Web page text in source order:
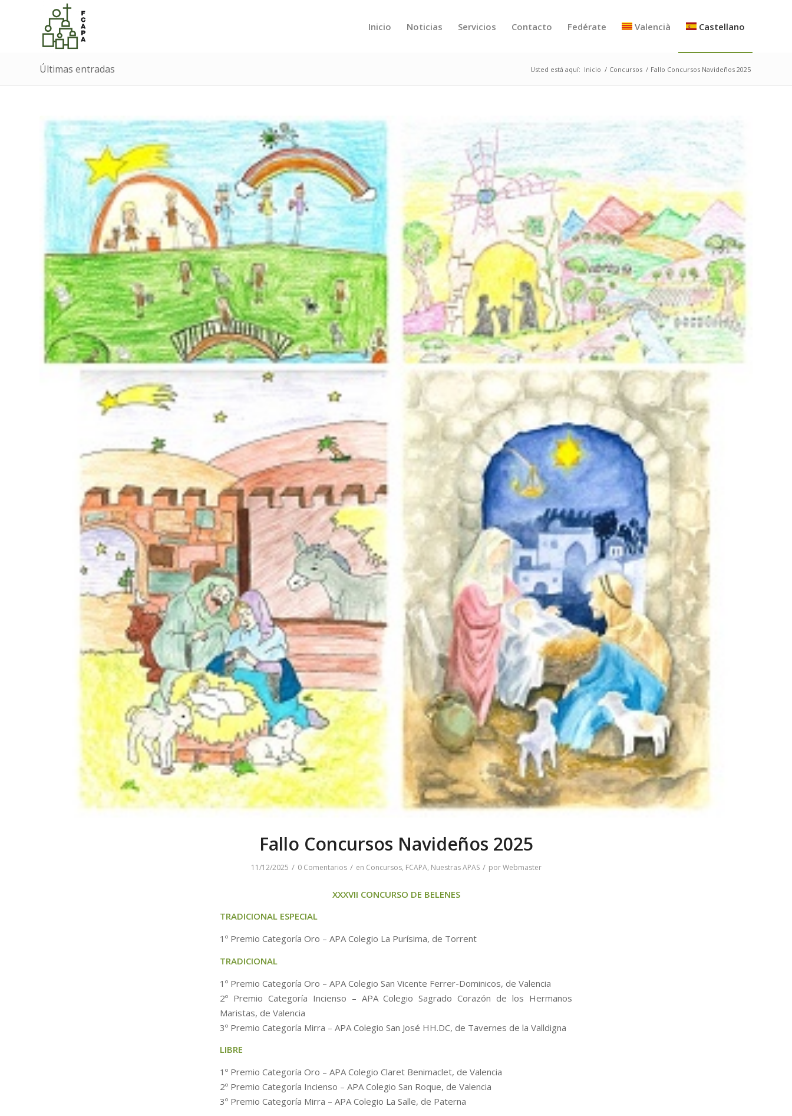
Inicio Noticias Servicios Contacto Fedérate Valencià Castellano
Últimas entradas Usted está aquí: Inicio / Concursos / Fallo Concursos Navideños 2025
Fallo Concursos Navideños 2025
11/12/2025 / 0 Comentarios / en Concursos, FCAPA, Nuestras APAS / porWebmaster
XXXVII CONCURSO DE BELENES
TRADICIONAL ESPECIAL
1º Premio Categoría Oro – APA Colegio La Purísima, de Torrent
TRADICIONAL
1º Premio Categoría Oro – APA Colegio San Vicente Ferrer-Dominicos, de Valencia
2º Premio Categoría Incienso – APA Colegio Sagrado Corazón de los Hermanos
Maristas, de Valencia
3º Premio Categoría Mirra – APA Colegio San José HH.DC, de Tavernes de la Valldigna
LIBRE
1º Premio Categoría Oro – APA Colegio Claret Benimaclet, de Valencia
2º Premio Categoría Incienso – APA Colegio San Roque, de Valencia
3º Premio Categoría Mirra – APA Colegio La Salle, de Paterna